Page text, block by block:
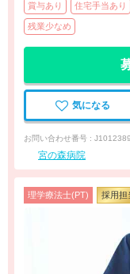
賞与あり 住宅手当あり
残業少なめ
気になる
お問い合わせ番号 :
宮の森病院
理学療法士(PT) 採用担